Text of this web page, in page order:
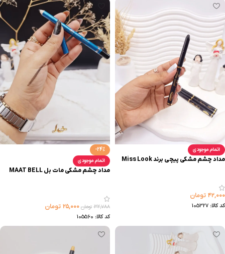
اتمام موجودی
مداد چشم مشکی پیچی برند Miss Look
۴۲,۰۰۰ تومان
کد کالا: 105327
-24%
اتمام موجودی
مداد چشم مشکی مات بل MAAT BELL
۳۲,۷۸۸ تومان ۲۵,۰۰۰ تومان
کد کالا: 105560